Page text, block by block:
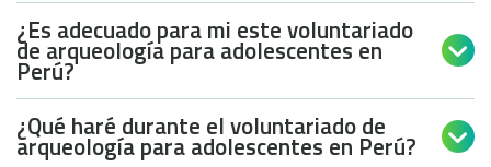
¿Es adecuado para mi este voluntariado
de arqueología para adolescentes en
Perú?

¿Qué haré durante el voluntariado de
arqueología para adolescentes en Perú? 